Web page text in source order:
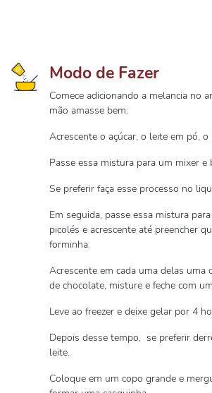
Modo de Fazer
Comece adicionando a melancia no
mão amasse bem.
Acrescente o açúcar, o leite em pó,
Passe essa mistura para um mixer e
Se preferir faça esse processo no
Em seguida, passe essa mistura
picolés e acrescente até preencher
forminha.
Acrescente em cada uma delas uma
de chocolate, misture e feche com
Leve ao freezer e deixe gelar por 4
Depois desse tempo, se preferir
leite.
Coloque em um copo grande e